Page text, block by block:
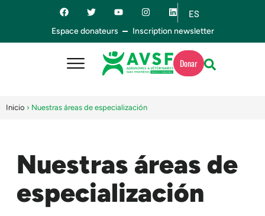
ES
EN
Espace donateurs Inscription newsletter
Donar
Inicio › Nuestras áreas de especialización
Nuestras áreas de
especialización